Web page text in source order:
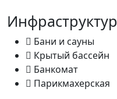
Бани и сауны
Крытый бассейн
Банкомат
Парикмахерская